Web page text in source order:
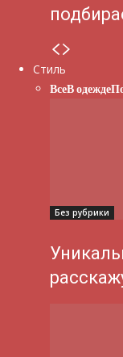
Стиль
ВсеВ одежде
Без рубрики